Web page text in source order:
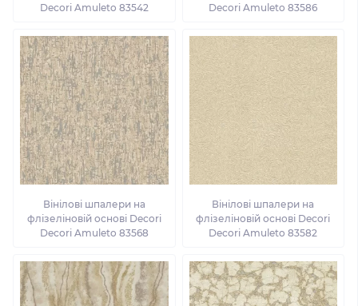
Decori Amuleto 83542
Decori Amuleto 83586
Вінілові шпалери на
флізеліновій основі Decori
Decori Amuleto 83568
Вінілові шпалери на
флізеліновій основі Decori
Decori Amuleto 83582